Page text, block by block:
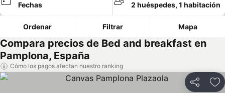
Fechas 2 huéspedes, 1 habitación
Ordenar Filtrar Mapa
Compara precios de Bed and breakfast en
Pamplona, España
Cómo los pagos afectan nuestro ranking
Compartir